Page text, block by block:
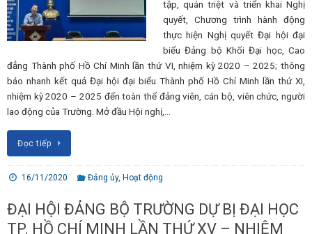
tập, quán triệt và triển khai Nghị
quyết, Chương trình hành động
thực hiện Nghị quyết Đại hội đại
biểu Đảng bộ Khối Đại học, Cao
đẳng Thành phố Hồ Chí Minh lần thứ VI, nhiệm kỳ 2020 – 2025; thông
báo nhanh kết quả Đại hội đại biểu Thành phố Hồ Chí Minh lần thứ XI,
nhiệm kỳ 2020 – 2025 đến toàn thể đảng viên, cán bộ, viên chức, người
lao động của Trường. Mở đầu Hội nghị,…
Đọc tiếp
16/11/2020 Đảng ủy, Hoạt động
ĐẠI HỘI ĐẢNG BỘ TRƯỜNG DỰ BỊ ĐẠI HỌC
TP. HỒ CHÍ MINH LẦN THỨ XV – NHIỆM